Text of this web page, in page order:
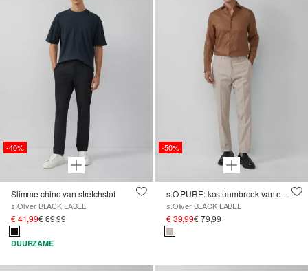
-40%
Slimme chino van stretchstof
s.Oliver BLACK LABEL
€ 41,99€ 69,99
DUURZAME
-50%
s.O PURE: kostuumbroek van een linnenmix
s.Oliver BLACK LABEL
€ 39,99€ 79,99